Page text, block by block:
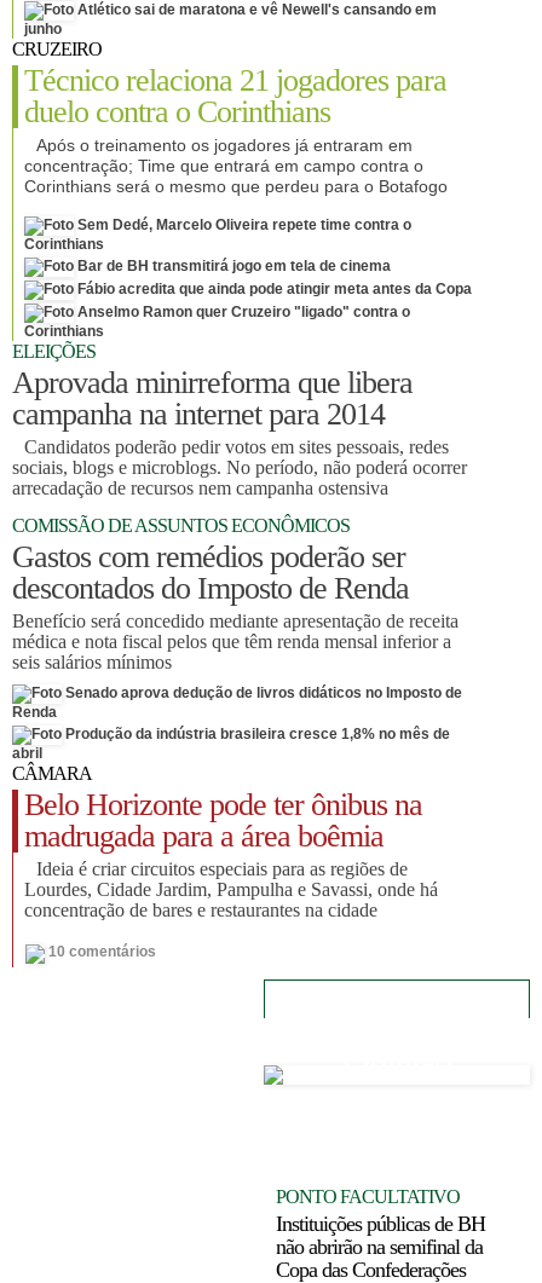
Atlético sai de maratona e vê Newell's cansando em
junho
CRUZEIRO
Técnico relaciona 21 jogadores para
duelo contra o Corinthians
Após o treinamento os jogadores já entraram em
concentração; Time que entrará em campo contra o
Corinthians será o mesmo que perdeu para o Botafogo
Sem Dedé, Marcelo Oliveira repete time contra o
Corinthians
Bar de BH transmitirá jogo em tela de cinema
Fábio acredita que ainda pode atingir meta antes da Copa
Anselmo Ramon quer Cruzeiro "ligado" contra o
Corinthians
ELEIÇÕES
Aprovada minirreforma que libera
campanha na internet para 2014
Candidatos poderão pedir votos em sites pessoais, redes
sociais, blogs e microblogs. No período, não poderá ocorrer
arrecadação de recursos nem campanha ostensiva
COMISSÃO DE ASSUNTOS ECONÔMICOS
Gastos com remédios poderão ser
descontados do Imposto de Renda
Benefício será concedido mediante apresentação de receita
médica e nota fiscal pelos que têm renda mensal inferior a
seis salários mínimos
Senado aprova dedução de livros didáticos no Imposto de
Renda
Produção da indústria brasileira cresce 1,8% no mês de
abril
CÂMARA
Belo Horizonte pode ter ônibus na
madrugada para a área boêmia
Ideia é criar circuitos especiais para as regiões de
Lourdes, Cidade Jardim, Pampulha e Savassi, onde há
concentração de bares e restaurantes na cidade
10 comentários
PONTO FACULTATIVO
Instituições públicas de BH
não abrirão na semifinal da
Copa das Confederações